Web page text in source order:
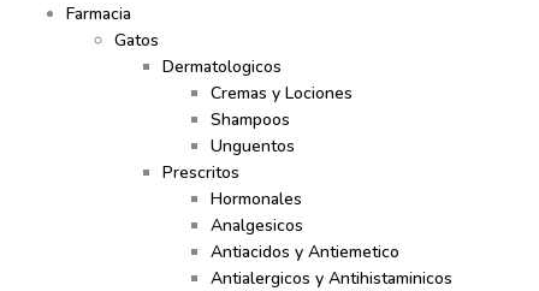
Farmacia
Gatos
Dermatologicos
Cremas y Lociones
Shampoos
Unguentos
Prescritos
Hormonales
Analgesicos
Antiacidos y Antiemetico
Antialergicos y Antihistaminicos